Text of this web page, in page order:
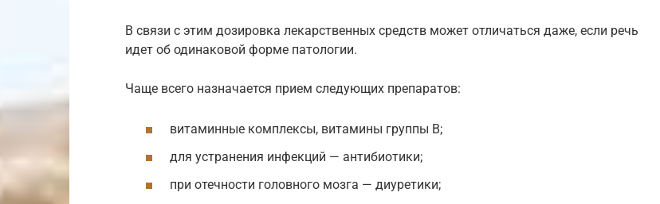
В связи с этим дозировка лекарственных средств может отличаться даже, если речь
идет об одинаковой форме патологии.
Чаще всего назначается прием следующих препаратов:
витаминные комплексы, витамины группы В;
для устранения инфекций — антибиотики;
при отечности головного мозга — диуретики;